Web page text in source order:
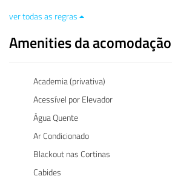
ver todas as regras
Amenities da acomodação
Academia (privativa)
Acessível por Elevador
Água Quente
Ar Condicionado
Blackout nas Cortinas
Cabides